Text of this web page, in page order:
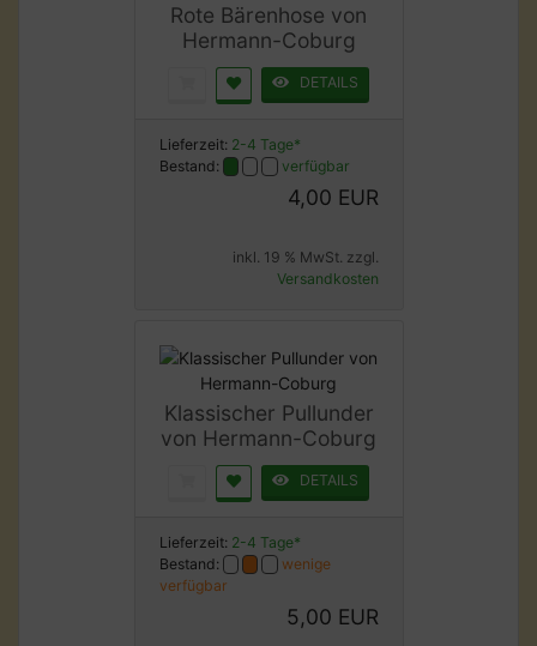
Rote Bärenhose von
Hermann-Coburg
DETAILS
Lieferzeit: 2-4 Tage*
Bestand:
verfügbar
4,00 EUR
inkl. 19 % MwSt. zzgl.
Versandkosten
Klassischer Pullunder
von Hermann-Coburg
DETAILS
Lieferzeit: 2-4 Tage*
Bestand:
wenige
verfügbar
5,00 EUR